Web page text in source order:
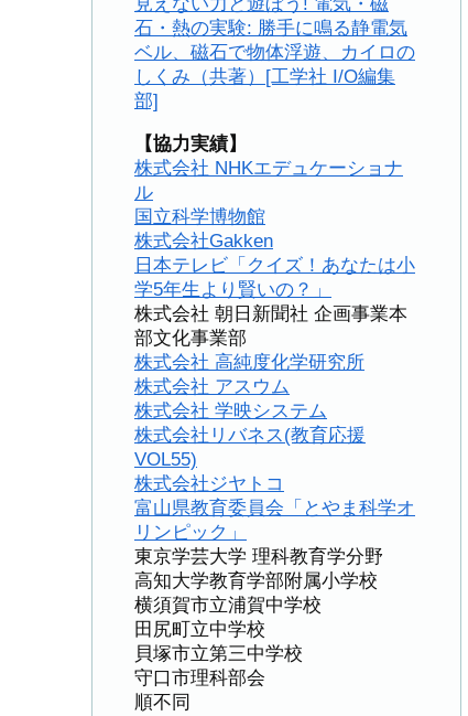
石・熱の実験: 勝手に鳴る静電気
ベル、磁石で物体浮遊、カイロの
しくみ（共著）[工学社 I/O編集
部]
【協力実績】
株式会社 NHKエデュケーショナ
ル
国立科学博物館
株式会社Gakken
日本テレビ「クイズ！あなたは小
学5年生より賢いの？」
株式会社 朝日新聞社 企画事業本
部文化事業部
株式会社 高純度化学研究所
株式会社 アスウム
株式会社 学映システム
株式会社リバネス(教育応援
VOL55)
株式会社ジヤトコ
富山県教育委員会「とやま科学オ
リンピック」
東京学芸大学 理科教育学分野
高知大学教育学部附属小学校
横須賀市立浦賀中学校
田尻町立中学校
貝塚市立第三中学校
守口市理科部会
順不同